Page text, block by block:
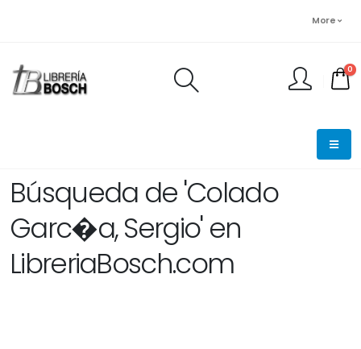
More
0
Búsqueda de 'Colado
Garc�a, Sergio' en
LibreriaBosch.com